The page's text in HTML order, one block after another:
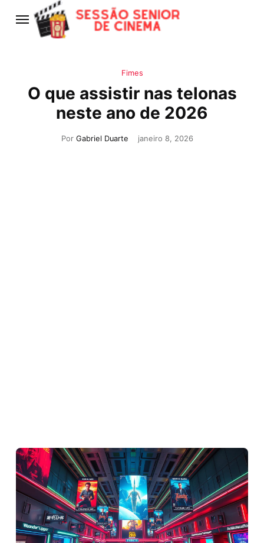
Fimes
O que assistir nas telonas
neste ano de 2026
Por Gabriel Duarte janeiro 8, 2026